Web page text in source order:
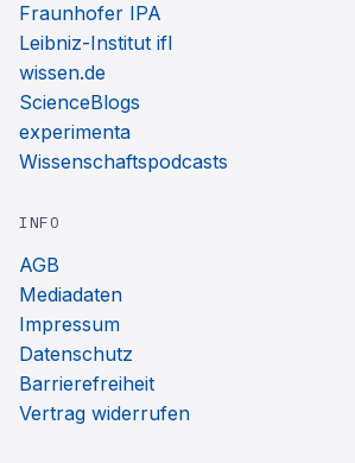
Fraunhofer IPA
Leibniz-Institut ifl
wissen.de
ScienceBlogs
experimenta
Wissenschaftspodcasts
INFO
AGB
Mediadaten
Impressum
Datenschutz
Barrierefreiheit
Vertrag widerrufen